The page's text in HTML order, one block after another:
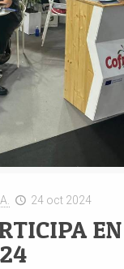
24 oct 2024
EN